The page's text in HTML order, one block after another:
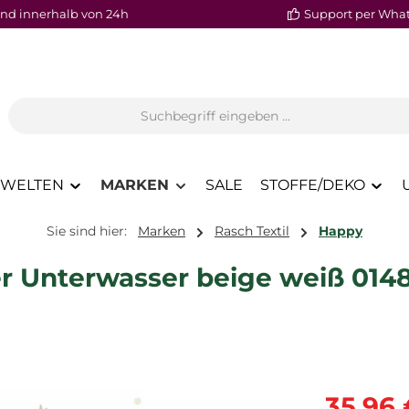
innerhalb von 24h Support per
MARKEN SALE STOFFE/DEKO
Sie sind hier: Marken Rasch Textil Happy
beige weiß